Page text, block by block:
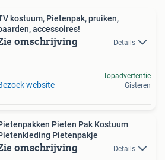
kostuum, Pietenpak, pruiken,
accessoires!
omschrijving Details
website
Topadvertentie
Gisteren
Pieten Pak Kostuum
Pietenpakje
omschrijving Details